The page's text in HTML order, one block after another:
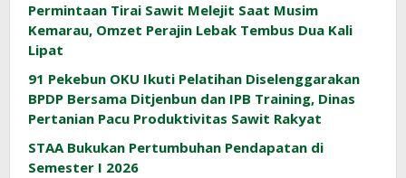
Permintaan Tirai Sawit Melejit Saat Musim
Kemarau, Omzet Perajin Lebak Tembus Dua Kali
Lipat
91 Pekebun OKU Ikuti Pelatihan Diselenggarakan
BPDP Bersama Ditjenbun dan IPB Training, Dinas
Pertanian Pacu Produktivitas Sawit Rakyat
STAA Bukukan Pertumbuhan Pendapatan di
Semester I 2026